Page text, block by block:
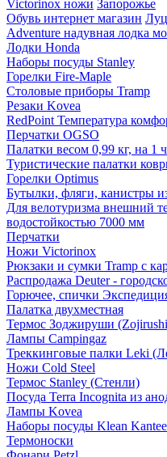
Victorinox ножи Запорожье
Обувь интернет магазин
Adventure надувная лодка
Лодки Honda
Наборы посуды Stanley
Горелки Fire-Maple
Столовые приборы Tramp
Резаки Kovea
RedPoint Температура
Перчатки OGSO
Палатки весом 0,99 кг, на 1
Туристические палатки
Горелки Optimus
Бутылки, фляги, канистры
Для велотуризма внешний
водостойкостью 7000 мм
Перчатки
Ножи Victorinox
Рюкзаки и сумки Tramp с
Распродажа Deuter -
Горючее, спички
Палатка двухместная
Термос Зоджируши
Лампы Campingaz
Треккинговые палки Leki
Ножи Cold Steel
Термос Stanley (Стенли)
Посуда Terra Incognita из
Лампы Kovea
Наборы посуды Klean
Термоноски